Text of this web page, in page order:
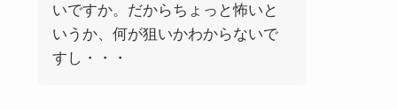
いですか。だからちょっと怖いと
いうか、何が狙いかわからないで
すし・・・